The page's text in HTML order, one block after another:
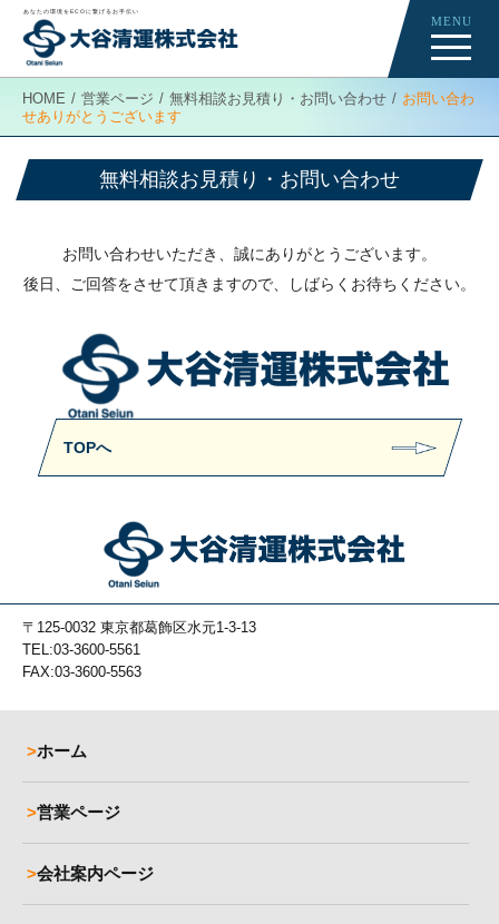
あなたの環境をECOに繋げるお手伝い
MENU
営業ページ
Business
お問い合わせありがとうございます
Re-Creation
HOME 営業ページ 無料相談お見積り・お問い合わせ
お問い合わ
せありがとうございます
無料相談お見積り・お問い合わせ
お問い合わせいただき、誠にありがとうございます。
後日、ご回答をさせて頂きますので、しばらくお待ちください。
TOPへ
〒125-0032 東京都葛飾区水元1-3-13
TEL:03-3600-5561
FAX:03-3600-5563
ホーム
営業ページ
会社案内ページ